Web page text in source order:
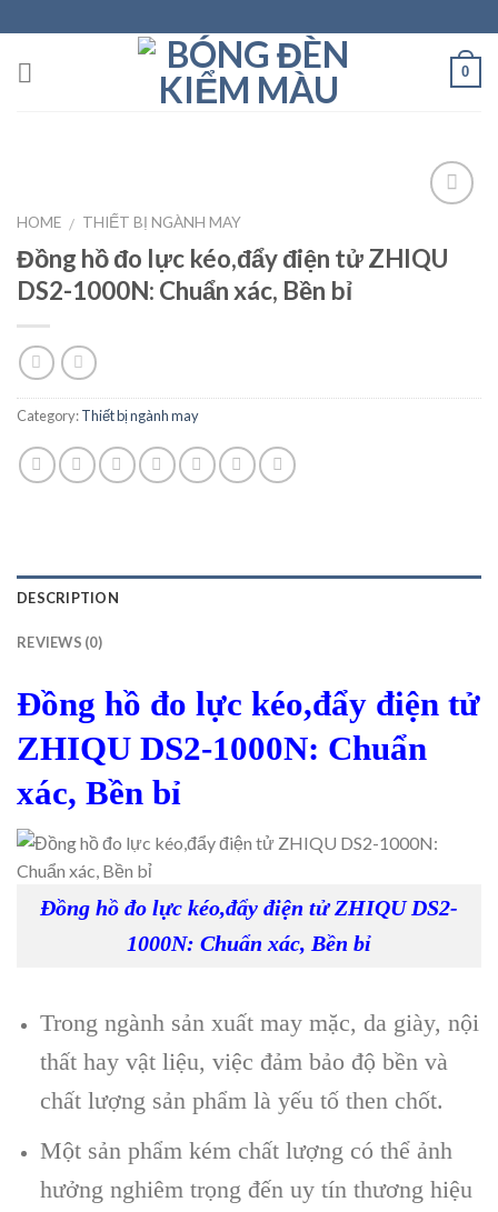
to
content
0
Add to
HOME / THIẾT BỊ NGÀNH MAY
Đồng hồ đo lực kéo,đẩy điện tử ZHIQU
DS2-1000N: Chuẩn xác, Bền bỉ
Category:Thiết bị ngành may
DESCRIPTION
REVIEWS (0)
Đồng hồ đo lực kéo,đẩy điện tử
ZHIQU DS2-1000N: Chuẩn
xác, Bền bỉ
Đồng hồ đo lực kéo,đẩy điện tử ZHIQU DS2-
1000N: Chuẩn xác, Bền bỉ
Trong ngành sản xuất may mặc, da giày, nội
thất hay vật liệu, việc đảm bảo độ bền và
chất lượng sản phẩm là yếu tố then chốt.
Một sản phẩm kém chất lượng có thể ảnh
hưởng nghiêm trọng đến uy tín thương hiệu